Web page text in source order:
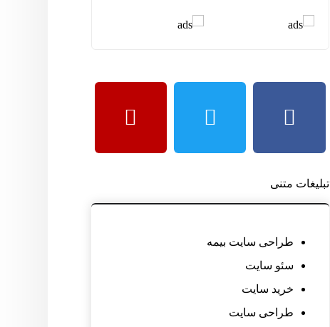
تبلیغات متنی
طراحی سایت بیمه
سئو سایت
خرید سایت
طراحی سایت